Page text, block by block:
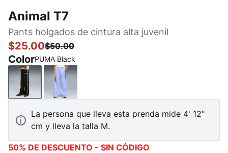
Animal T7
Pants holgados de cintura alta juvenil
$25.00$50.00
ColorPUMA Black
PUMA BlackIntense Lavender
La persona que lleva esta prenda mide 4' 12"
cm y lleva la talla M.
50% DE DESCUENTO - SIN CÓDIGO